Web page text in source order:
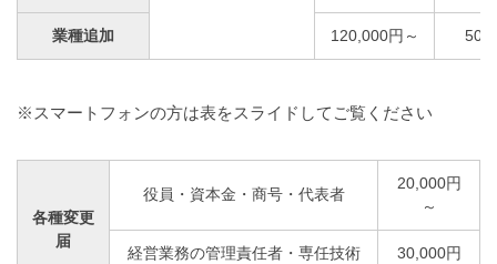
業種追加 120,000円～
※スマートフォンの方は表をスライドしてご覧ください
各種変更
届
役員・資本金・商号・代表者
20,000円
～
経営業務の管理責任者・専任技術
30,000円